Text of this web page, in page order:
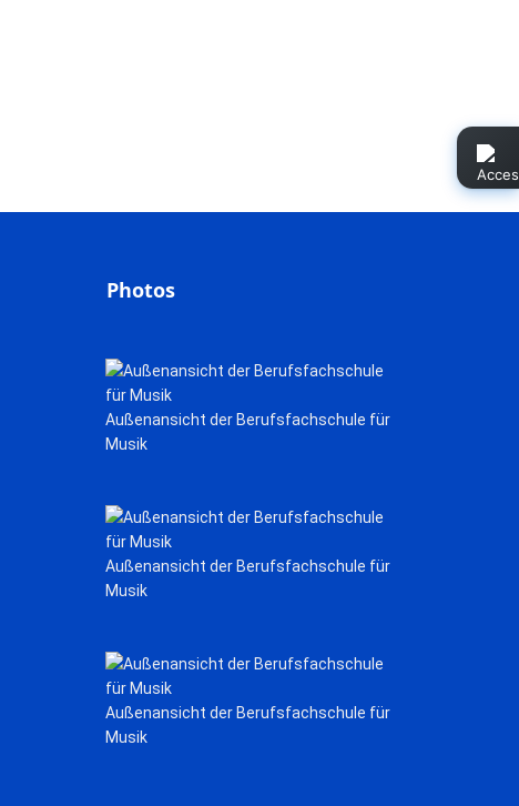
Photos
Außenansicht der Berufsfachschule für
Musik
Außenansicht der Berufsfachschule für
Musik
Außenansicht der Berufsfachschule für
Musik